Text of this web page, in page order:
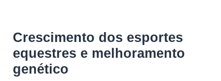
Crescimento dos esportes
equestres e melhoramento
genético